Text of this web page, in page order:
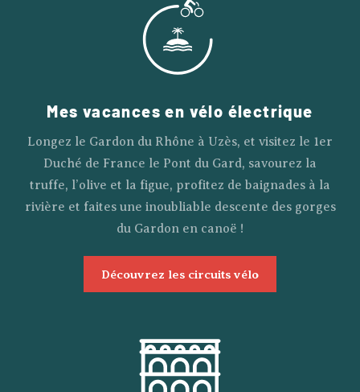
Mes vacances en vélo électrique
Longez le Gardon du Rhône à Uzès, et visitez le 1er
Duché de France le Pont du Gard, savourez la
truffe, l’olive et la figue, profitez de baignades à la
rivière et faites une inoubliable descente des gorges
du Gardon en canoë !
Découvrez les circuits vélo